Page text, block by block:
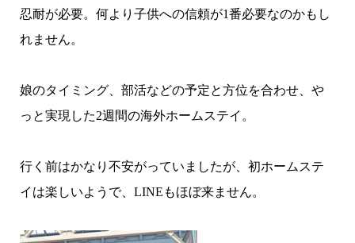
忍耐が必要。何より子供への信頼が1番必要なのかもし
れません。
娘のタイミング、部活などの予定と方位を合わせ、や
っと実現した2週間の海外ホームステイ。
行く前はかなり不安がっていましたが、初ホームステ
イは楽しいようで、LINEもほぼ来ません。